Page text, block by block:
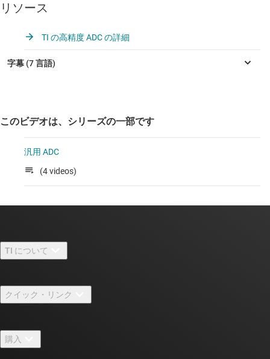
リソース
TI の高精度 ADC の詳細
このビデオは、シリーズの一部です
汎用 ADC
(4 videos)
TI について
採用情報
ニュース
クイック・リンク
TI E2E™ 設計サポート・フォーラム
購入